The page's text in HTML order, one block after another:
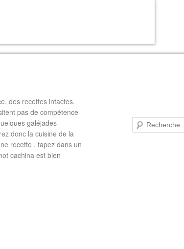
des recettes intactes.
pas de compétence
galéjades
donc la cuisine de la
recette , tapez dans un
cachina est bien